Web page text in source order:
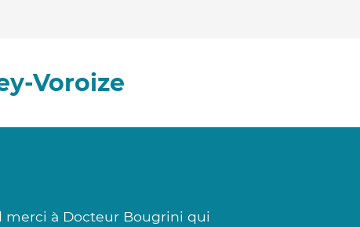
Voroize
merci à Docteur Bougrini qui